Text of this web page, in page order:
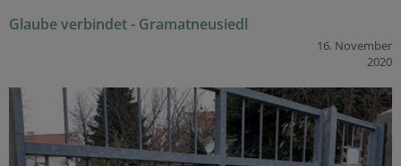
Glaube verbindet - Gramatneusiedl
16. November
2020